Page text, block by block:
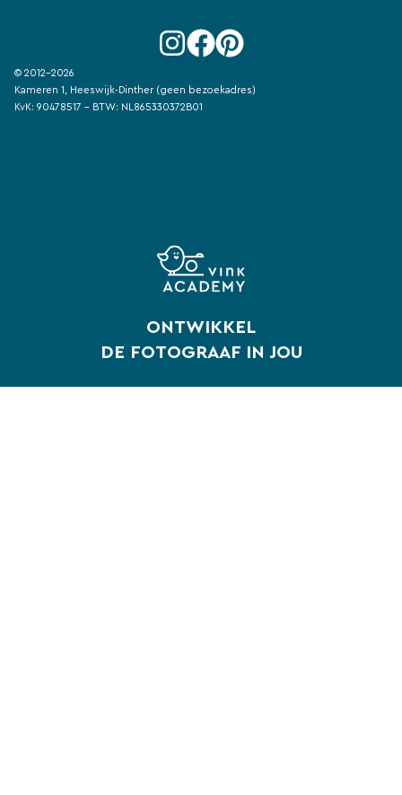
© 2012-2026
Kameren 1, Heeswijk-Dinther (geen bezoekadres)
KvK: 90478517 - BTW: NL865330372B01
ONTWIKKEL
DE FOTOGRAAF IN JOU